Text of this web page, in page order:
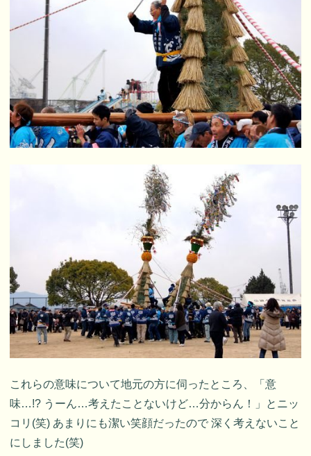
これらの意味について地元の方に伺ったところ、「意
味…!? うーん…考えたことないけど…分からん！」とニッ
コリ(笑) あまりにも潔い笑顔だったので 深く考えないこと
にしました(笑)